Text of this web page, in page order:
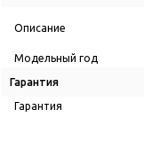
Описание
Модельный год
Гарантия
Гарантия